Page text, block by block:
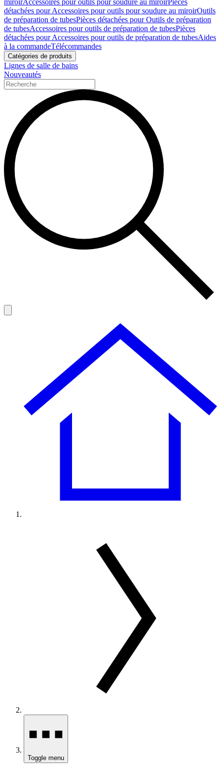
miroirAccessoires pour outils pour soudure au miroirPièces
détachées pour Accessoires pour outils pour soudure au miroirOutils
de préparation de tubesPièces détachées pour Outils de préparation
de tubesAccessoires pour outils de préparation de tubesPièces
détachées pour Accessoires pour outils de préparation de tubesAides
à la commandeTélécommandes
Catégories de produits
Lignes de salle de bains
Nouveautés
Toggle menu